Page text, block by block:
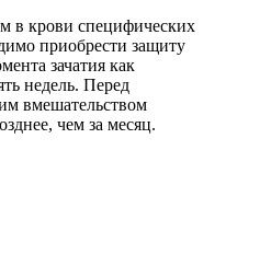
крови специфических
приобрести защиту
зачатия как
недель. Перед
вмешательством
чем за месяц.